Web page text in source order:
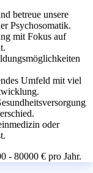
betreue unsere
Psychosomatik.
mit Fokus auf
Umfeld mit viel
oder
- 80000 € pro Jahr.